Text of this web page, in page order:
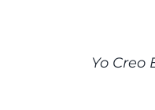
Yo Creo